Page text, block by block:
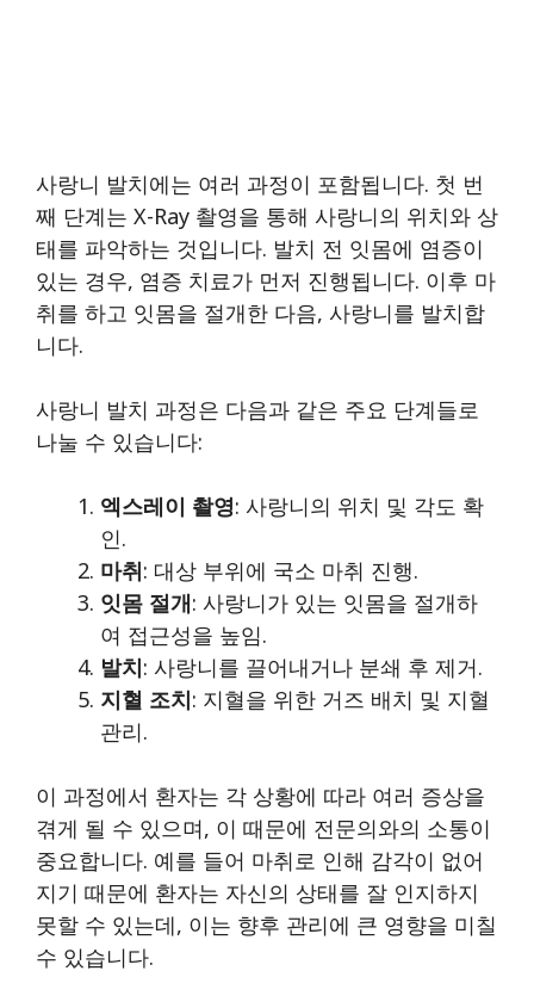
사랑니 발치에는 여러 과정이 포함됩니다. 첫 번
째 단계는 X-Ray 촬영을 통해 사랑니의 위치와 상
태를 파악하는 것입니다. 발치 전 잇몸에 염증이
있는 경우, 염증 치료가 먼저 진행됩니다. 이후 마
취를 하고 잇몸을 절개한 다음, 사랑니를 발치합
니다.
사랑니 발치 과정은 다음과 같은 주요 단계들로
나눌 수 있습니다:
엑스레이 촬영: 사랑니의 위치 및 각도 확
인.
마취: 대상 부위에 국소 마취 진행.
잇몸 절개: 사랑니가 있는 잇몸을 절개하
여 접근성을 높임.
발치: 사랑니를 끌어내거나 분쇄 후 제거.
지혈 조치: 지혈을 위한 거즈 배치 및 지혈
관리.
이 과정에서 환자는 각 상황에 따라 여러 증상을
겪게 될 수 있으며, 이 때문에 전문의와의 소통이
중요합니다. 예를 들어 마취로 인해 감각이 없어
지기 때문에 환자는 자신의 상태를 잘 인지하지
못할 수 있는데, 이는 향후 관리에 큰 영향을 미칠
수 있습니다.